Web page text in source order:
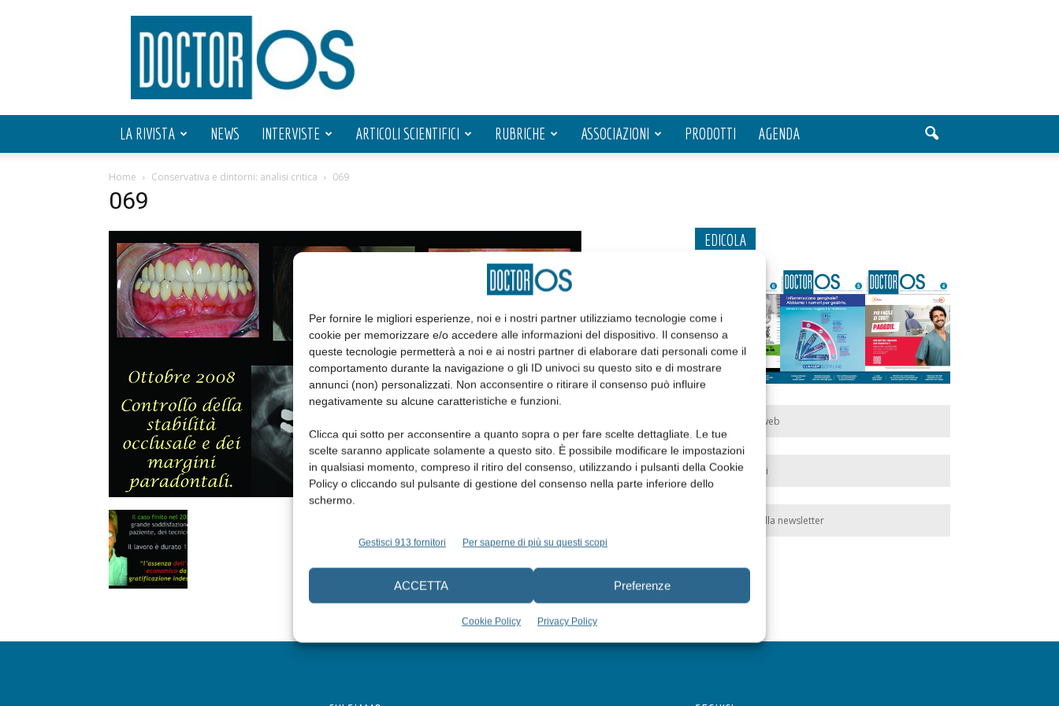
Per fornire le migliori esperienze, noi e i nostri partner utilizziamo tecnologie come i
cookie per memorizzare e/o accedere alle informazioni del dispositivo. Il consenso a
queste tecnologie permetterà a noi e ai nostri partner di elaborare dati personali come il
comportamento durante la navigazione o gli ID univoci su questo sito e di mostrare
annunci (non) personalizzati. Non acconsentire o ritirare il consenso può influire
negativamente su alcune caratteristiche e funzioni.
Clicca qui sotto per acconsentire a quanto sopra o per fare scelte dettagliate. Le tue
scelte saranno applicate solamente a questo sito. È possibile modificare le impostazioni
in qualsiasi momento, compreso il ritiro del consenso, utilizzando i pulsanti della Cookie
Policy o cliccando sul pulsante di gestione del consenso nella parte inferiore dello
schermo.
Gestisci 913 fornitori Per saperne di più su questi scopi
ACCETTA Preferenze
Cookie Policy Privacy Policy
Doctor
OS
LA RIVISTA NEWS INTERVISTE ARTICOLI SCIENTIFICI RUBRICHE ASSOCIAZIONI PRODOTTI AGENDA
Home Conservativa e dintorni: analisi critica 069
069
EDICOLA
Edicola web
Abbonati
Iscriviti alla newsletter